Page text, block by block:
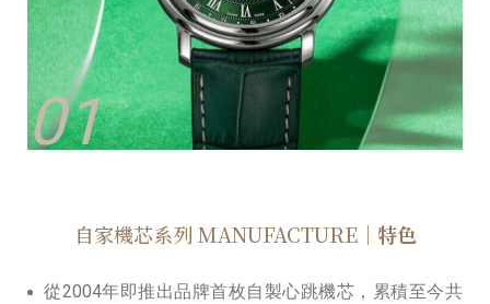
01
⾃家機芯系列 MANUFACTURE｜特色
從2004年即推出品牌首枚自製⼼跳機芯，累積至今共